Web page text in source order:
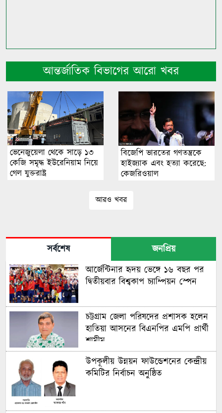
আন্তর্জাতিক বিভাগের আরো খবর
ভেনেজুয়েলা থেকে সাড়ে ১৩
কেজি সমৃদ্ধ ইউরেনিয়াম নিয়ে
গেল যুক্তরাষ্ট্র
বিজেপি ভারতের গণতন্ত্রকে
হাইজ্যাক এবং হত্যা করেছে:
কেজরিওয়াল
আরও খবর
সর্বশেষ
জনপ্রিয়
আর্জেন্টিনার হৃদয় ভেঙ্গে ১৬ বছর পর
দ্বিতীয়বার বিশ্বকাপ চ্যাম্পিয়ন স্পেন
চট্টগ্রাম জেলা পরিষদের প্রশাসক হলেন
হাতিয়া আসনের বিএনপির এমপি প্রার্থী
শামীম
উপকূলীয় উন্নয়ন ফাউন্ডেশনের কেন্দ্রীয়
কমিটির নির্বাচন অনুষ্ঠিত